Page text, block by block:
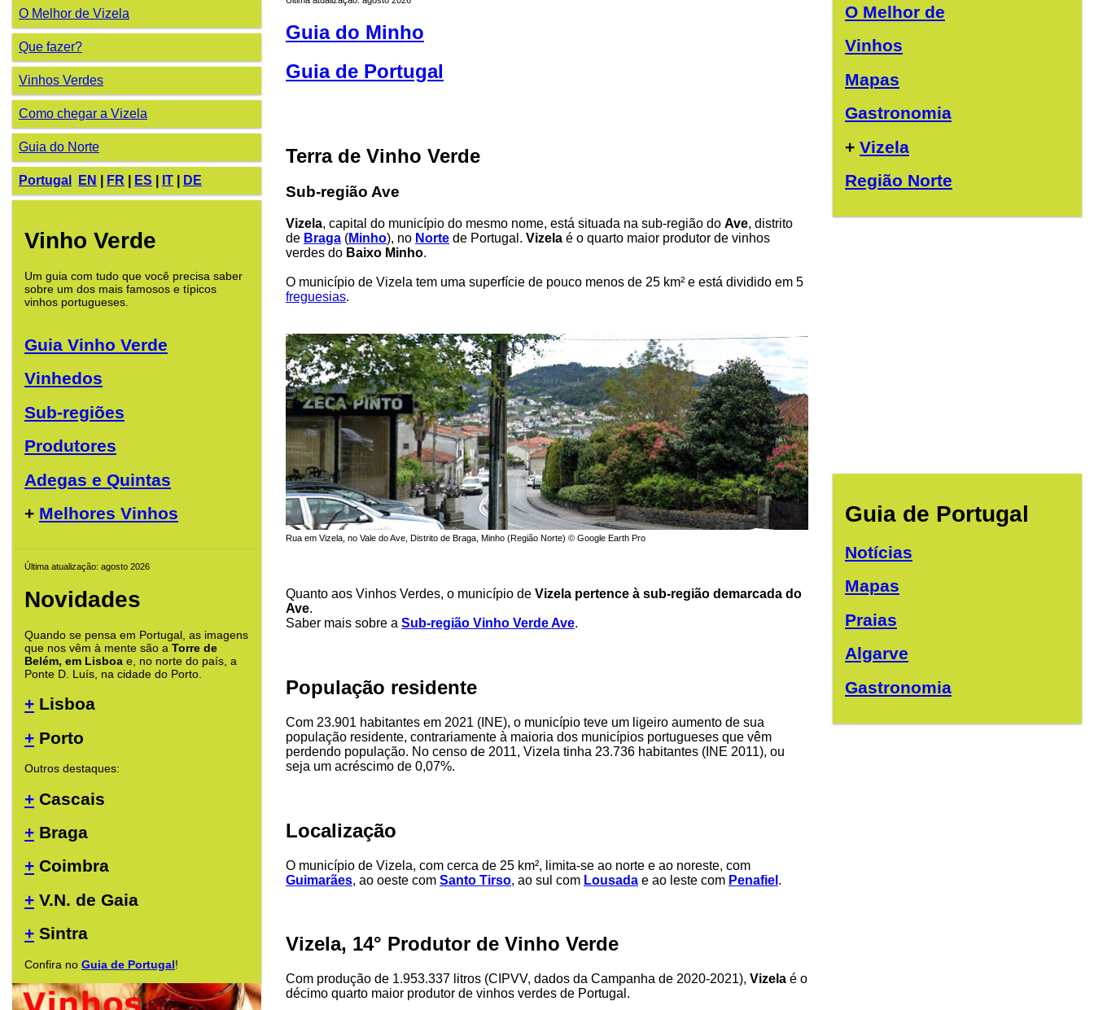
O Melhor de Vizela
Que fazer?
Vinhos Verdes
Como chegar a Vizela
Guia do Norte
Portugal EN FR ES IT DE
Vinho Verde
Um guia com tudo que você precisa saber
sobre um dos mais famosos e típicos
vinhos portugueses.
Guia Vinho Verde
Vinhedos
Sub-regiões
Produtores
Adegas e Quintas
+ Melhores Vinhos
Última atualização: agosto 2026
Novidades
Quando se pensa em Portugal, as imagens
que nos vêm à mente são a Torre de
Belém, em Lisboa e, no norte do país, a
Ponte D. Luís, na cidade do Porto.
+ Lisboa
+ Porto
Outros destaques:
+ Cascais
+ Braga
+ Coimbra
+ V.N. de Gaia
+ Sintra
Confira no Guia de Portugal!
Guia do Minho
Guia de Portugal
Terra de Vinho Verde
Sub-região Ave
Vizela, capital do município do mesmo nome, está situada na sub-região do Ave, distrito
de Braga (Minho), no Norte de Portugal. Vizela é o quarto maior produtor de vinhos
verdes do Baixo Minho.
O município de Vizela tem uma superfície de pouco menos de 25 km² e está dividido em 5
freguesias.
Rua em Vizela, no Vale do Ave, Distrito de Braga, Minho (Região Norte) © Google Earth Pro
Quanto aos Vinhos Verdes, o município de Vizela pertence à sub-região demarcada do
Ave.
Saber mais sobre a Sub-região Vinho Verde Ave.
População residente
Com 23.901 habitantes em 2021 (INE), o município teve um ligeiro aumento de sua
população residente, contrariamente à maioria dos municípios portugueses que vêm
perdendo população. No censo de 2011, Vizela tinha 23.736 habitantes (INE 2011), ou
seja um acréscimo de 0,07%.
Localização
O município de Vizela, com cerca de 25 km², limita-se ao norte e ao noreste, com
Guimarães, ao oeste com Santo Tirso, ao sul com Lousada e ao leste com Penafiel .
Vizela, 14° Produtor de Vinho Verde
Com produção de 1.953.337 litros (CIPVV, dados da Campanha de 2020-2021), Vizela é o
décimo quarto maior produtor de vinhos verdes de Portugal.
O Melhor de
Vinhos
Mapas
Gastronomia
+ Vizela
Região Norte
Guia de Portugal
Notícias
Mapas
Praias
Algarve
Gastronomia